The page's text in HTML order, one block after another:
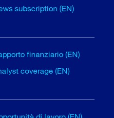
subscription (EN)
finanziario (EN)
coverage (EN)